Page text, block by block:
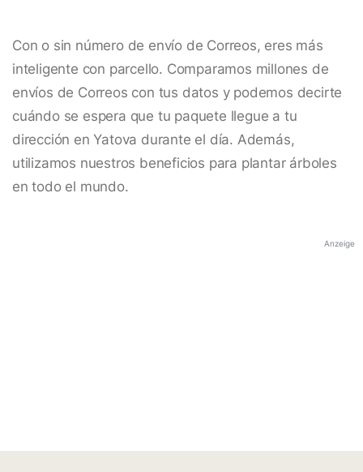
Con o sin número de envío de Correos, eres más
inteligente con parcello. Comparamos millones de
envíos de Correos con tus datos y podemos decirte
cuándo se espera que tu paquete llegue a tu
dirección en Yatova durante el día. Además,
utilizamos nuestros beneficios para plantar árboles
en todo el mundo.
Anzeige